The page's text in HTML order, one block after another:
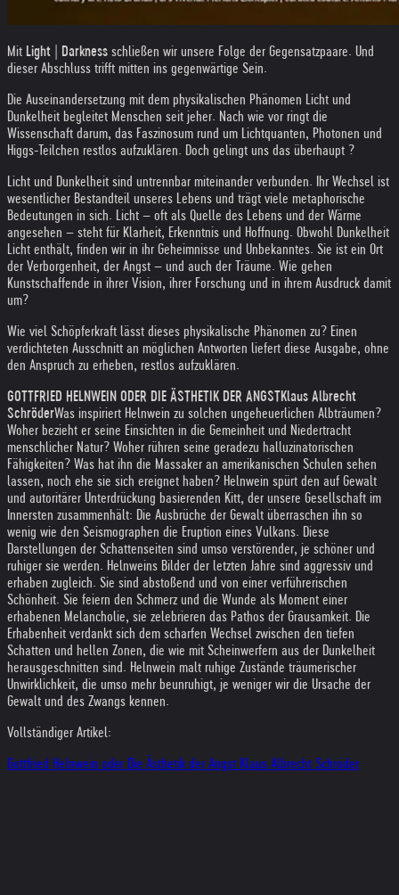
Mit Light | Darkness schließen wir unsere Folge der Gegensatzpaare. Und
dieser Abschluss trifft mitten ins gegenwärtige Sein.
Die Auseinandersetzung mit dem physikalischen Phänomen Licht und
Dunkelheit begleitet Menschen seit jeher. Nach wie vor ringt die
Wissenschaft darum, das Faszinosum rund um Lichtquanten, Photonen und
Higgs-Teilchen restlos aufzuklären. Doch gelingt uns das überhaupt ?
Licht und Dunkelheit sind untrennbar miteinander verbunden. Ihr Wechsel ist
wesentlicher Bestandteil unseres Lebens und trägt viele metaphorische
Bedeutungen in sich. Licht – oft als Quelle des Lebens und der Wärme
angesehen – steht für Klarheit, Erkenntnis und Hoffnung. Obwohl Dunkelheit
Licht enthält, finden wir in ihr Geheimnisse und Unbekanntes. Sie ist ein Ort
der Verborgenheit, der Angst – und auch der Träume. Wie gehen
Kunstschaffende in ihrer Vision, ihrer Forschung und in ihrem Ausdruck damit
um?
Wie viel Schöpferkraft lässt dieses physikalische Phänomen zu? Einen
verdichteten Ausschnitt an möglichen Antworten liefert diese Ausgabe, ohne
den Anspruch zu erheben, restlos aufzuklären.
GOTTFRIED HELNWEIN ODER DIE ÄSTHETIK DER ANGSTKlaus Albrecht
SchröderWas inspiriert Helnwein zu solchen ungeheuerlichen Albträumen?
Woher bezieht er seine Einsichten in die Gemeinheit und Niedertracht
menschlicher Natur? Woher rühren seine geradezu halluzinatorischen
Fähigkeiten? Was hat ihn die Massaker an amerikanischen Schulen sehen
lassen, noch ehe sie sich ereignet haben? Helnwein spürt den auf Gewalt
und autoritärer Unterdrückung basierenden Kitt, der unsere Gesellschaft im
Innersten zusammenhält: Die Ausbrüche der Gewalt überraschen ihn so
wenig wie den Seismographen die Eruption eines Vulkans. Diese
Darstellungen der Schattenseiten sind umso verstörender, je schöner und
ruhiger sie werden. Helnweins Bilder der letzten Jahre sind aggressiv und
erhaben zugleich. Sie sind abstoßend und von einer verführerischen
Schönheit. Sie feiern den Schmerz und die Wunde als Moment einer
erhabenen Melancholie, sie zelebrieren das Pathos der Grausamkeit. Die
Erhabenheit verdankt sich dem scharfen Wechsel zwischen den tiefen
Schatten und hellen Zonen, die wie mit Scheinwerfern aus der Dunkelheit
herausgeschnitten sind. Helnwein malt ruhige Zustände träumerischer
Unwirklichkeit, die umso mehr beunruhigt, je weniger wir die Ursache der
Gewalt und des Zwangs kennen.
Vollständiger Artikel:
Gottfried Helnwein oder Die Ästhetik der Angst Klaus Albrecht Schröder